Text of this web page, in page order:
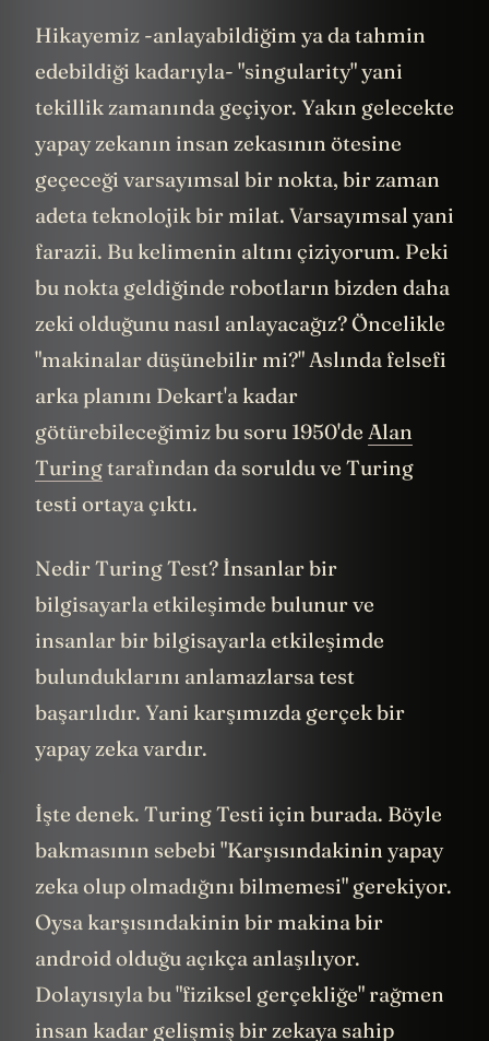
Hikayemiz -anlayabildiğim ya da tahmin
edebildiği kadarıyla- "singularity" yani
tekillik zamanında geçiyor. Yakın gelecekte
yapay zekanın insan zekasının ötesine
geçeceği varsayımsal bir nokta, bir zaman
adeta teknolojik bir milat. Varsayımsal yani
farazii. Bu kelimenin altını çiziyorum. Peki
bu nokta geldiğinde robotların bizden daha
zeki olduğunu nasıl anlayacağız? Öncelikle
"makinalar düşünebilir mi?" Aslında felsefi
arka planını Dekart'a kadar
götürebileceğimiz bu soru 1950'de Alan
Turingtarafından da soruldu ve Turing
testi ortaya çıktı.
Nedir Turing Test? İnsanlar bir
bilgisayarla etkileşimde bulunur ve
insanlar bir bilgisayarla etkileşimde
bulunduklarını anlamazlarsa test
başarılıdır. Yani karşımızda gerçek bir
yapay zeka vardır.
İşte denek. Turing Testi için burada. Böyle
bakmasının sebebi "Karşısındakinin yapay
zeka olup olmadığını bilmemesi" gerekiyor.
Oysa karşısındakinin bir makina bir
android olduğu açıkça anlaşılıyor.
Dolayısıyla bu "fiziksel gerçekliğe" rağmen
insan kadar gelişmiş bir zekaya sahip